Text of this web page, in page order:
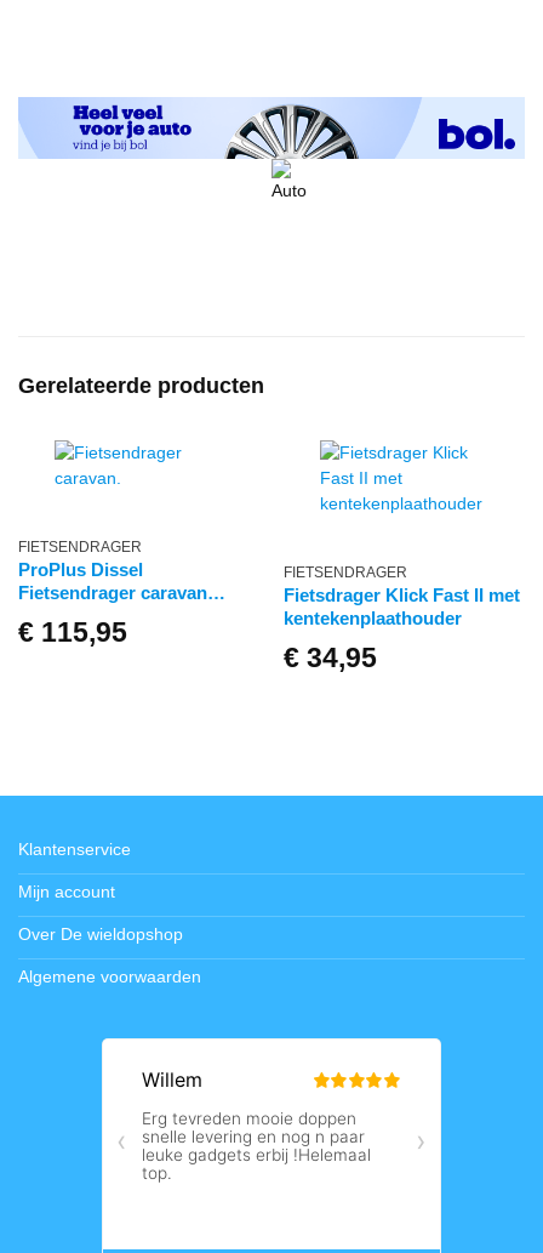
Gerelateerde producten
FIETSENDRAGER
ProPlus Dissel
Fietsendrager caravan
€115,95
FIETSENDRAGER
Fietsdrager Klick Fast II met
kentekenplaathouder
€34,95
Klantenservice
Mijn account
Over De wieldopshop
Algemene voorwaarden